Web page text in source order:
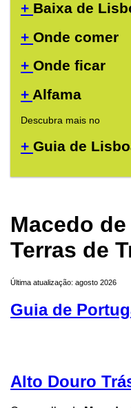
+ Baixa de
+ Onde comer
+ Onde ficar
+ Alfama
Descubra mais no
+ Guia de
Macedo
Terras de
Última atualização: agosto 2026
Guia de
Alto Douro